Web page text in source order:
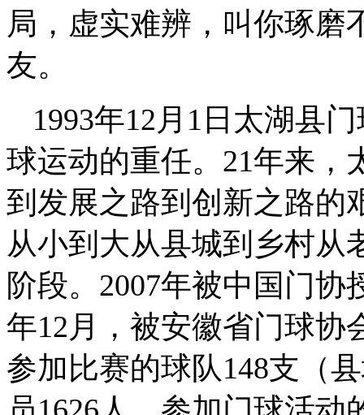
局，虚实难辨，叫你琢磨
友。
1993年12月1日太湖县
球运动的重任。21年来，
到发展之路到创新之路的
从小到大从县城到乡村从
阶段。2007年被中国门协
年12月，被安徽省门球协
参加比赛的球队148支 （